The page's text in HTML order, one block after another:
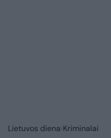
Lietuvos diena Kriminalai